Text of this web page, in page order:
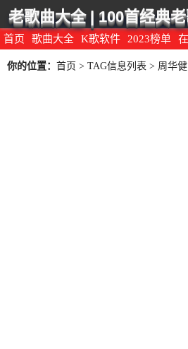
首页 歌曲大全 K歌软件 2023榜单
老歌曲大全 | 100首经典
你的位置： 首页 > TAG信息列表 > 周华健